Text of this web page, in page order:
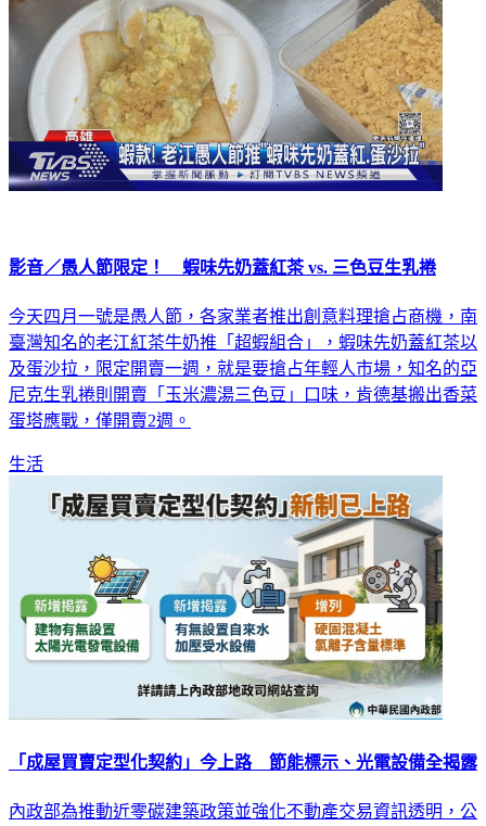
影音／愚人節限定！ 蝦味先奶蓋紅茶 vs. 三色豆生乳捲
今天四月一號是愚人節，各家業者推出創意料理搶占商機，南
臺灣知名的老江紅茶牛奶推「超蝦組合」，蝦味先奶蓋紅茶以
及蛋沙拉，限定開賣一週，就是要搶占年輕人市場，知名的亞
尼克生乳捲則開賣「玉米濃湯三色豆」口味，肯德基搬出香菜
蛋塔應戰，僅開賣2週。
生活
「成屋買賣定型化契約」今上路 節能標示、光電設備全揭露
內政部為推動近零碳建築政策並強化不動產交易資訊透明，公